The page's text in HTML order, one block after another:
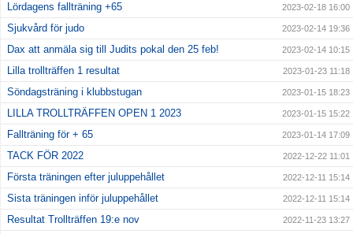
Lördagens fallträning +65 2023-02-18 16:00
Sjukvård för judo 2023-02-14 19:36
Dax att anmäla sig till Judits pokal den 25 feb! 2023-02-14 10:15
Lilla trollträffen 1 resultat 2023-01-23 11:18
Söndagsträning i klubbstugan 2023-01-15 18:23
LILLA TROLLTRÄFFEN OPEN 1 2023 2023-01-15 15:22
Fallträning för + 65 2023-01-14 17:09
TACK FÖR 2022 2022-12-22 11:01
Första träningen efter juluppehållet 2022-12-11 15:14
Sista träningen inför juluppehållet 2022-12-11 15:14
Resultat Trollträffen 19:e nov 2022-11-23 13:27